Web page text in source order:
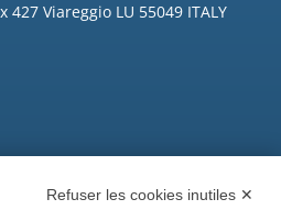
427 Viareggio LU 55049 ITALY
Refuser les cookies inutiles ✕